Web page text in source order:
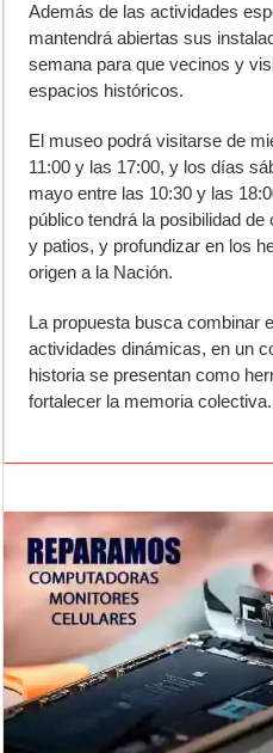
Además de las actividades
mantendrá abiertas sus
semana para que vecinos y
espacios históricos.
El museo podrá visitarse de
11:00 y las 17:00, y los días
mayo entre las 10:30 y las
público tendrá la posibilidad
y patios, y profundizar en los
origen a la Nación.
La propuesta busca combinar
actividades dinámicas, en un
historia se presentan como
fortalecer la memoria colectiva.